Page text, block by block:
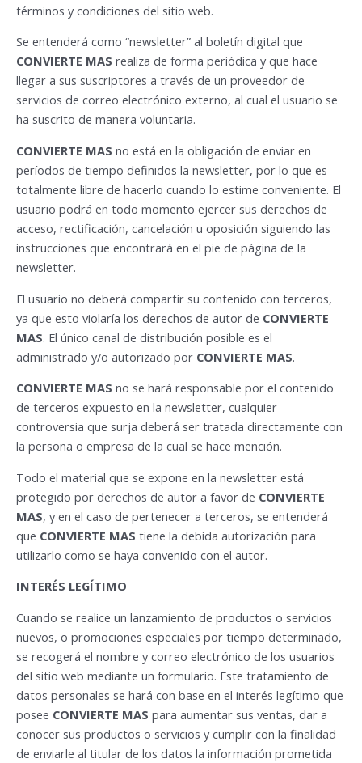
términos y condiciones del sitio web.
Se entenderá como “newsletter” al boletín digital que
CONVIERTE MAS realiza de forma periódica y que hace
llegar a sus suscriptores a través de un proveedor de
servicios de correo electrónico externo, al cual el usuario se
ha suscrito de manera voluntaria.
CONVIERTE MAS no está en la obligación de enviar en
períodos de tiempo definidos la newsletter, por lo que es
totalmente libre de hacerlo cuando lo estime conveniente. El
usuario podrá en todo momento ejercer sus derechos de
acceso, rectificación, cancelación u oposición siguiendo las
instrucciones que encontrará en el pie de página de la
newsletter.
El usuario no deberá compartir su contenido con terceros,
ya que esto violaría los derechos de autor de CONVIERTE
MAS. El único canal de distribución posible es el
administrado y/o autorizado por CONVIERTE MAS.
CONVIERTE MAS no se hará responsable por el contenido
de terceros expuesto en la newsletter, cualquier
controversia que surja deberá ser tratada directamente con
la persona o empresa de la cual se hace mención.
Todo el material que se expone en la newsletter está
protegido por derechos de autor a favor de CONVIERTE
MAS, y en el caso de pertenecer a terceros, se entenderá
que CONVIERTE MAS tiene la debida autorización para
utilizarlo como se haya convenido con el autor.
INTERÉS LEGÍTIMO
Cuando se realice un lanzamiento de productos o servicios
nuevos, o promociones especiales por tiempo determinado,
se recogerá el nombre y correo electrónico de los usuarios
del sitio web mediante un formulario. Este tratamiento de
datos personales se hará con base en el interés legítimo que
posee CONVIERTE MAS para aumentar sus ventas, dar a
conocer sus productos o servicios y cumplir con la finalidad
de enviarle al titular de los datos la información prometida